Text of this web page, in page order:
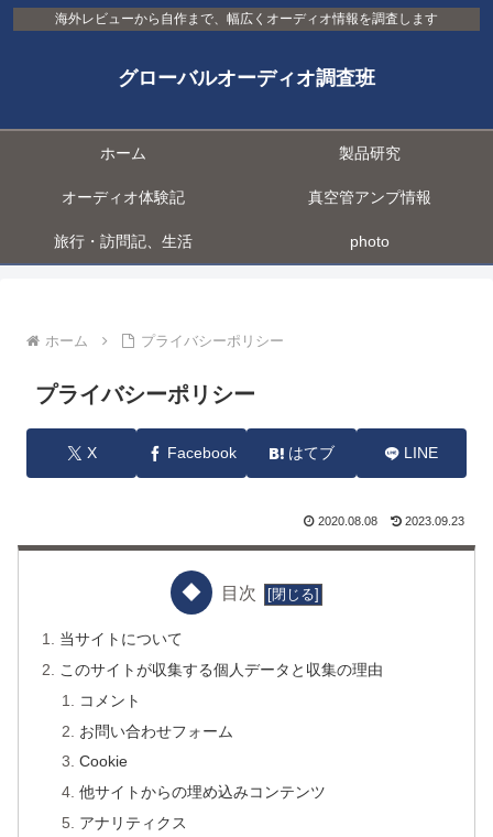
海外レビューから自作まで、幅広くオーディオ情報を調査します
グローバルオーディオ調査班
ホーム 製品研究
オーディオ体験記 真空管アンプ情報
旅行・訪問記、生活 photo
ホーム プライバシーポリシー
プライバシーポリシー
X Facebook はてブ LINE
2020.08.08 2023.09.23
目次
当サイトについて
このサイトが収集する個人データと収集の理由
コメント
お問い合わせフォーム
Cookie
他サイトからの埋め込みコンテンツ
アナリティクス